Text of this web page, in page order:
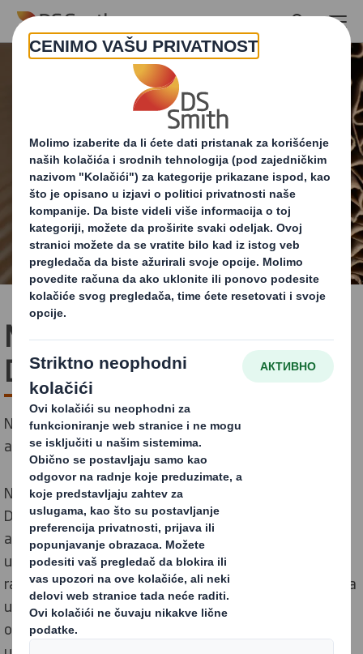
Skip to main content
Metrika Cirkularnog
Dizajna
Najsavremeniji alat za izračunavanje održivosti vaše
ambalaže
Nakon predstavljanja naših Principa Cirkualrnog
Dizajna, razvili smo Metriku Cirkularnog Dizajna
ambalaže. Sa ovim pionirskim alatom možemo oceniti i
uporediti cirkularnost dizajna ambalaže koristeći 8
različitih pokazatelja. Metrika Cirkularnog Dizajna - prva
u industriji - daje jasnu identifikaciju performansi
održivosti dizajna ambalaže i pokazuje gde treba